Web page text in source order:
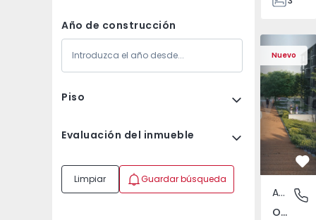
Año de construcción
Piso
Evaluación del inmueble
Limpiar Guardar búsqueda
100
160
2
1
Nuevo
Apartamento T2 Vila
Oliveira
Apartamento
Oliveira do Douro, Porto